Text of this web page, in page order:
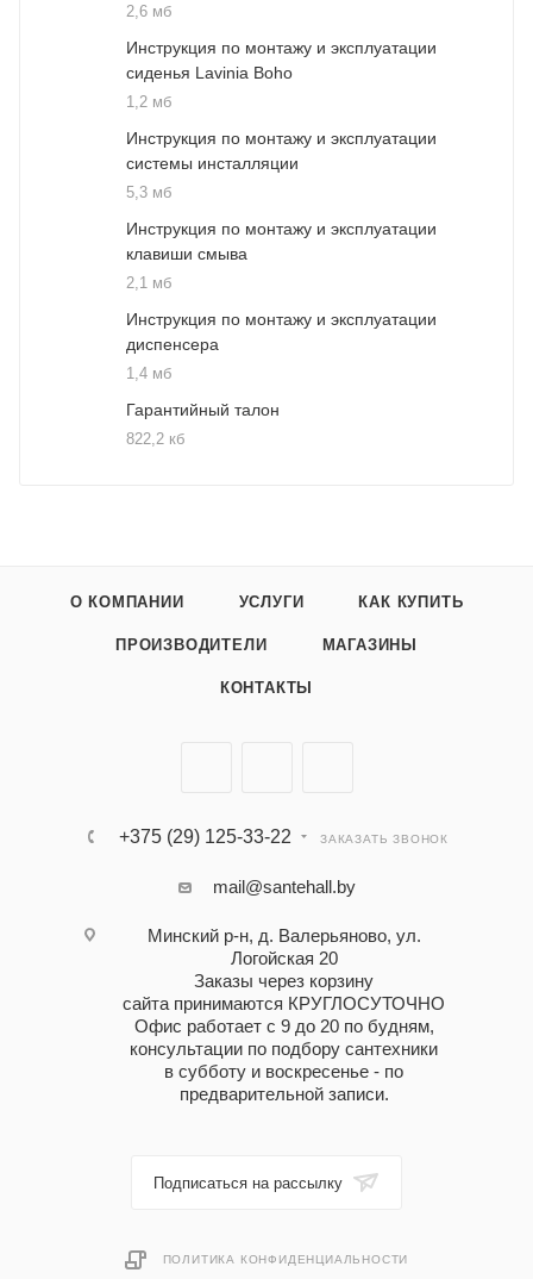
2,6 мб
Инструкция по монтажу и эксплуатации
сиденья Lavinia Boho
1,2 мб
Инструкция по монтажу и эксплуатации
системы инсталляции
5,3 мб
Инструкция по монтажу и эксплуатации
клавиши смыва
2,1 мб
Инструкция по монтажу и эксплуатации
диспенсера
1,4 мб
Гарантийный талон
822,2 кб
О КОМПАНИИ УСЛУГИ КАК КУПИТЬ
ПРОИЗВОДИТЕЛИ МАГАЗИНЫ
КОНТАКТЫ
+375 (29) 125-33-22 ЗАКАЗАТЬ ЗВОНОК
mail@santehall.by
Минский р-н, д. Валерьяново, ул.
Логойская 20
Заказы через корзину
сайта принимаются КРУГЛОСУТОЧНО
Офис работает с 9 до 20 по будням,
консультации по подбору сантехники
в субботу и воскресенье - по
предварительной записи.
Подписаться на рассылку
ПОЛИТИКА КОНФИДЕНЦИАЛЬНОСТИ